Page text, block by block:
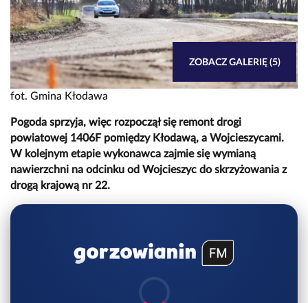
fot. Gmina Kłodawa
ZOBACZ GALERIĘ (5)
Pogoda sprzyja, więc rozpoczął się remont drogi
powiatowej 1406F pomiędzy Kłodawą, a Wojcieszycami.
W kolejnym etapie wykonawca zajmie się wymianą
nawierzchni na odcinku od Wojcieszyc do skrzyżowania z
drogą krajową nr 22.